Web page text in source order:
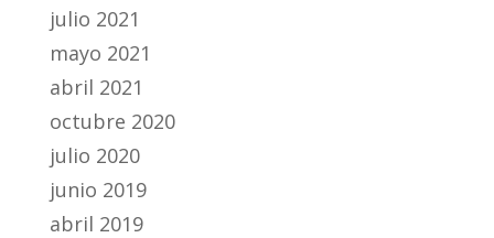
julio 2021
mayo 2021
abril 2021
octubre 2020
julio 2020
junio 2019
abril 2019